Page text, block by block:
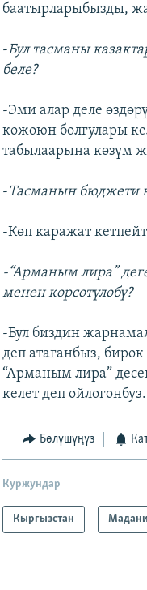
баатырларыбызды,
-Бул тасманы
беле?
-Эми алар деле
кожоюн болгулары
табылаарына көзүм
-Тасманын бюджети
-Көп каражат
-“Арманым лира”
менен көрсөтүлөбү?
-Бул биздин
деп атаганбыз,
“Арманым лира”
келет деп
Бөлүшүңүз
Куржундар
Кыргызстан